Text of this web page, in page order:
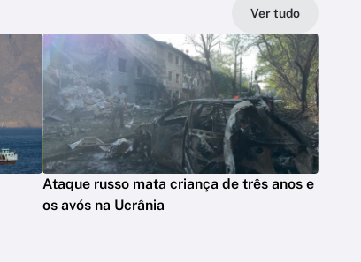
Ver tudo
Ataque russo mata criança de três anos e
os avós na Ucrânia